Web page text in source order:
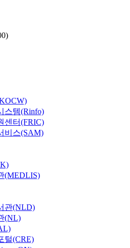
스템(Rinfo)
센터(FRIC)
비스(SAM)
(MEDLIS)
관(NLD)
(NL)
털(CRE)